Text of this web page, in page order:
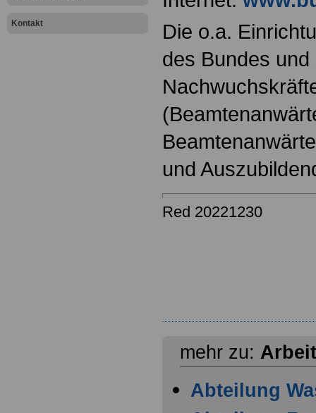
Kontakt
Die o.a.
des Bundes und
und
Red 20221230
mehr zu:
Abteilung